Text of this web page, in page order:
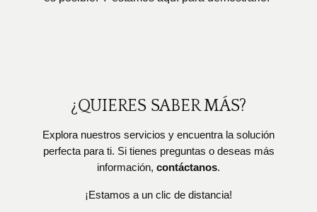
¿QUIERES SABER MÁS?
Explora nuestros servicios y encuentra la solución
perfecta para ti. Si tienes preguntas o deseas más
información, contáctanos.
¡Estamos a un clic de distancia!